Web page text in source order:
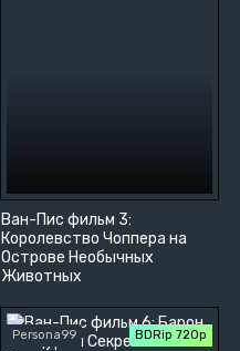
Ван-Пис фильм 3:
Королевство Чоппера на
Острове Необычных
Животных
Persona99 BDRip 720p